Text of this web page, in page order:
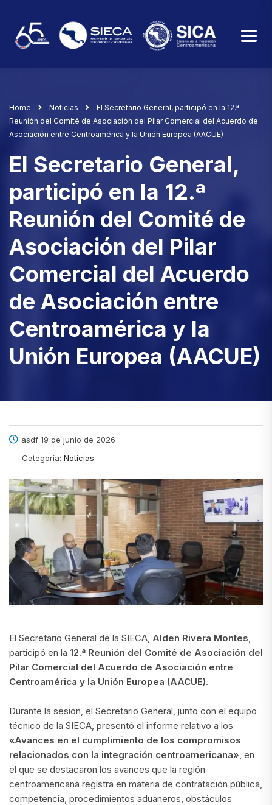
Home Noticias
El Secretario General, participó en la 12.ª
Reunión del Comité de Asociación del Pilar Comercial del Acuerdo de
Asociación entre Centroamérica y la Unión Europea (AACUE)
El Secretario General,
participó en la 12.ª
Reunión del Comité de
Asociación del Pilar
Comercial del Acuerdo
de Asociación entre
Centroamérica y la
Unión Europea (AACUE)
asdf 19 de junio de 2026
Categoría: Noticias
El Secretario General de la SIECA, Alden Rivera Montes
participó en la 12.ª Reunión del Comité de Asociación del
Pilar Comercial del Acuerdo de Asociación entre
Centroamérica y la Unión Europea (AACUE).
Durante la sesión, el Secretario General, junto con el equipo
técnico de la SIECA, presentó el informe relativo a los
«Avances en el cumplimiento de los compromisos
relacionados con la integración centroamericana» , en
el que se destacaron los avances que la región
centroamericana registra en materia de contratación pública,
competencia, procedimientos aduaneros, obstáculos